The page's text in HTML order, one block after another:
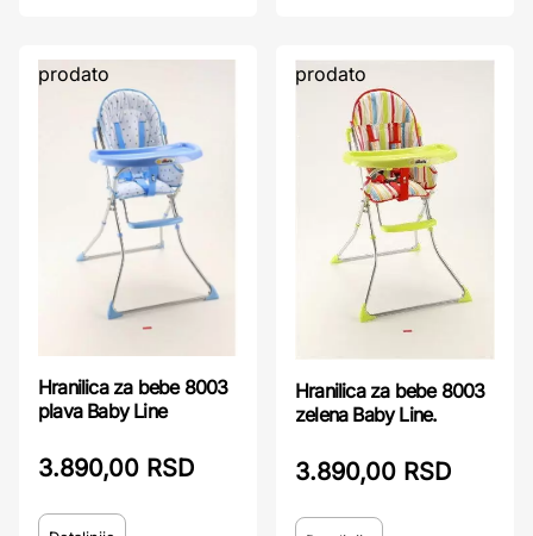
prodato
Hranilica za bebe 8003
plava Baby Line
3.890,00 RSD
prodato
Hranilica za bebe 8003
zelena Baby Line.
3.890,00 RSD